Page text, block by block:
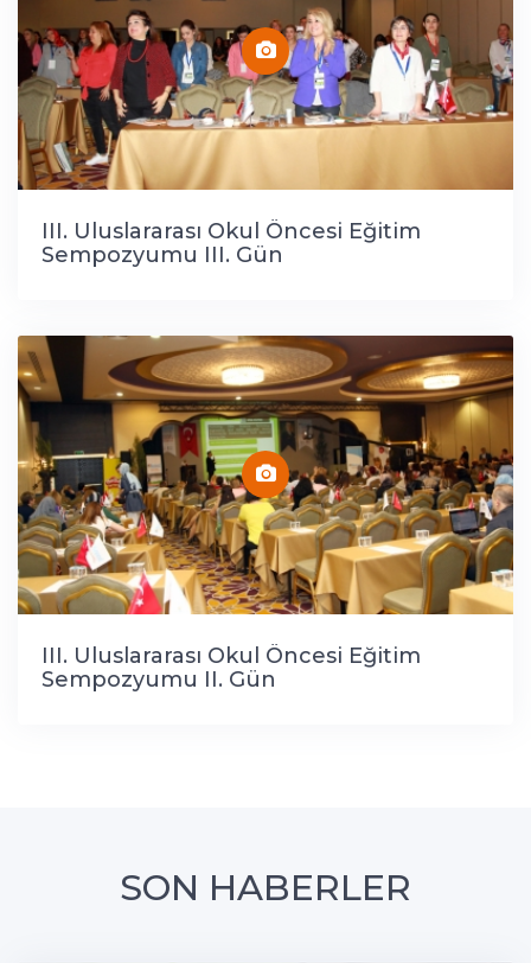
III. Uluslararası Okul Öncesi Eğitim
Sempozyumu III. Gün
III. Uluslararası Okul Öncesi Eğitim
Sempozyumu II. Gün
SON HABERLER